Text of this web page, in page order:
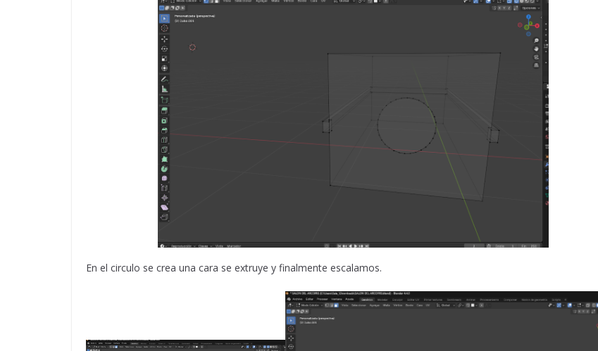
En el circulo se crea una cara se extruye y finalmente escalamos.